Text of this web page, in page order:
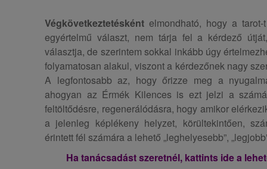
Végkövetkeztetésként elmondható, hogy a
egyértelmű választ, nem tárja fel a kérdező
választja, de szerintem sokkal inkább úgy
folyamatosan alakul, viszont a kérdezőnek nagy
A legfontosabb az, hogy őrizze meg a
ahogyan az Érmék Kilences is ezt jelzi a
feltöltődésre, regenerálódásra, hogy amikor
a jelenleg képlékeny helyzet, körültekintően,
érintett fél számára a lehető „leghelyesebb”,
Ha tanácsadást szeretnél, kattints ide a